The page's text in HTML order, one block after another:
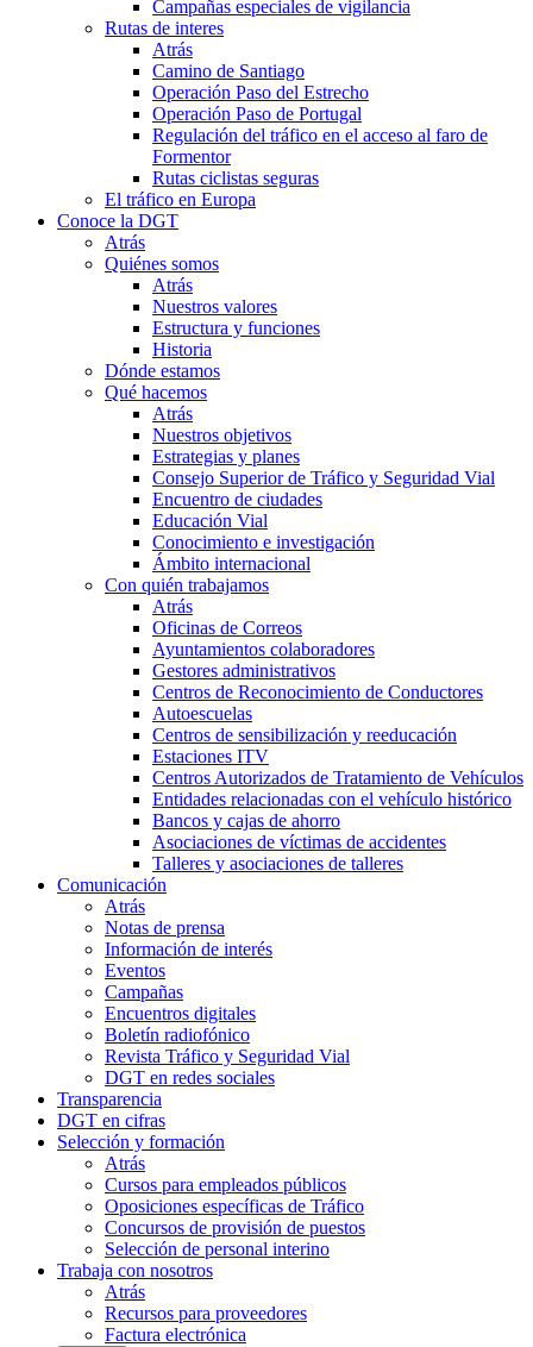
Campañas especiales de vigilancia
Rutas de interes
Atrás
Camino de Santiago
Operación Paso del Estrecho
Operación Paso de Portugal
Regulación del tráfico en el acceso al faro de
Formentor
Rutas ciclistas seguras
El tráfico en Europa
Conoce la DGT
Atrás
Quiénes somos
Atrás
Nuestros valores
Estructura y funciones
Historia
Dónde estamos
Qué hacemos
Atrás
Nuestros objetivos
Estrategias y planes
Consejo Superior de Tráfico y Seguridad Vial
Encuentro de ciudades
Educación Vial
Conocimiento e investigación
Ámbito internacional
Con quién trabajamos
Atrás
Oficinas de Correos
Ayuntamientos colaboradores
Gestores administrativos
Centros de Reconocimiento de Conductores
Autoescuelas
Centros de sensibilización y reeducación
Estaciones ITV
Centros Autorizados de Tratamiento de Vehículos
Entidades relacionadas con el vehículo histórico
Bancos y cajas de ahorro
Asociaciones de víctimas de accidentes
Talleres y asociaciones de talleres
Comunicación
Atrás
Notas de prensa
Información de interés
Eventos
Campañas
Encuentros digitales
Boletín radiofónico
Revista Tráfico y Seguridad Vial
DGT en redes sociales
Transparencia
DGT en cifras
Selección y formación
Atrás
Cursos para empleados públicos
Oposiciones específicas de Tráfico
Concursos de provisión de puestos
Selección de personal interino
Trabaja con nosotros
Atrás
Recursos para proveedores
Factura electrónica